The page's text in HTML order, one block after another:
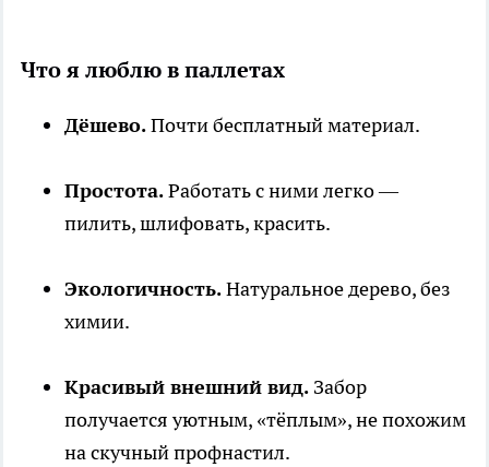
Что я люблю в паллетах
Дёшево.Почти бесплатный материал.
Простота.Работать с ними легко —
пилить, шлифовать, красить.
Экологичность.Натуральное дерево, без
химии.
Красивый внешний вид. Забор
получается уютным, «тёплым», не похожим
на скучный профнастил.